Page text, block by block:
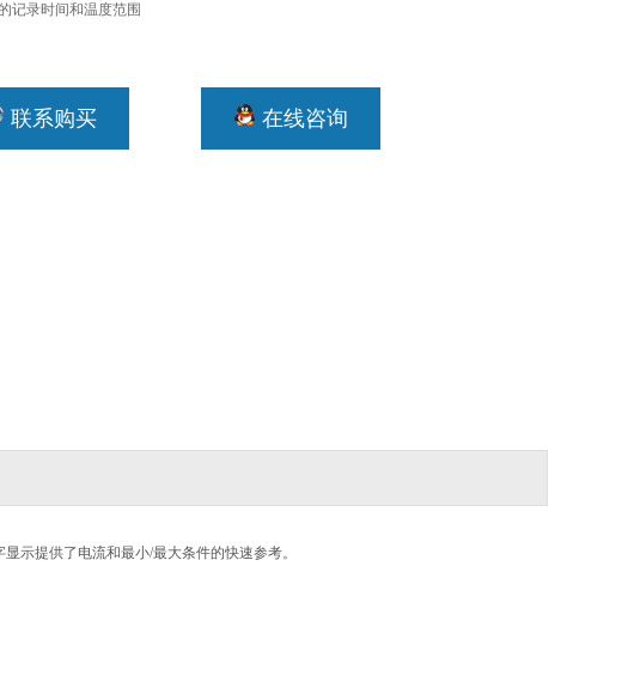
记录时间和温度范围
联系购买 在线咨询
显示提供了电流和最小/最大条件的快速参考。